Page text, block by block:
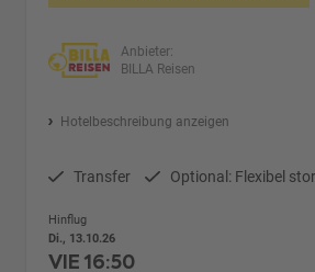
Anbieter:
BILLA Reisen
Hotelbeschreibung anzeigen
Transfer Optional: Flexibel
Hinflug
Di., 13.10.26
VIE16:50